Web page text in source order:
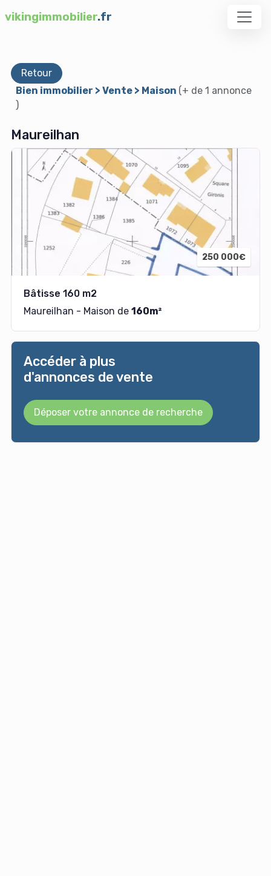
vikingimmobilier.fr
Retour
Bien immobilier > Vente > Maison (+ de 1 annonce
)
Maureilhan
250 000€
Bâtisse 160 m2
Maureilhan - Maison de 160m²
Accéder à plus
d'annonces de vente
Déposer votre annonce de recherche